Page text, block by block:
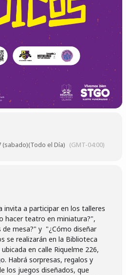
(sabado)(Todo el Día) (GMT-04:00)
invita a participar en los talleres
hacer teatro en miniatura?",
de mesa?" y "¿Cómo diseñar
se realizarán en la Biblioteca
en calle Riquelme 226,
Habrá sorpresas, regalos y
los juegos diseñados, que